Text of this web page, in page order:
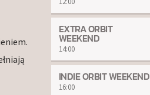
EXTRA ORBIT
WEEKEND
14:00
INDIE ORBIT WEEKEND
16:00